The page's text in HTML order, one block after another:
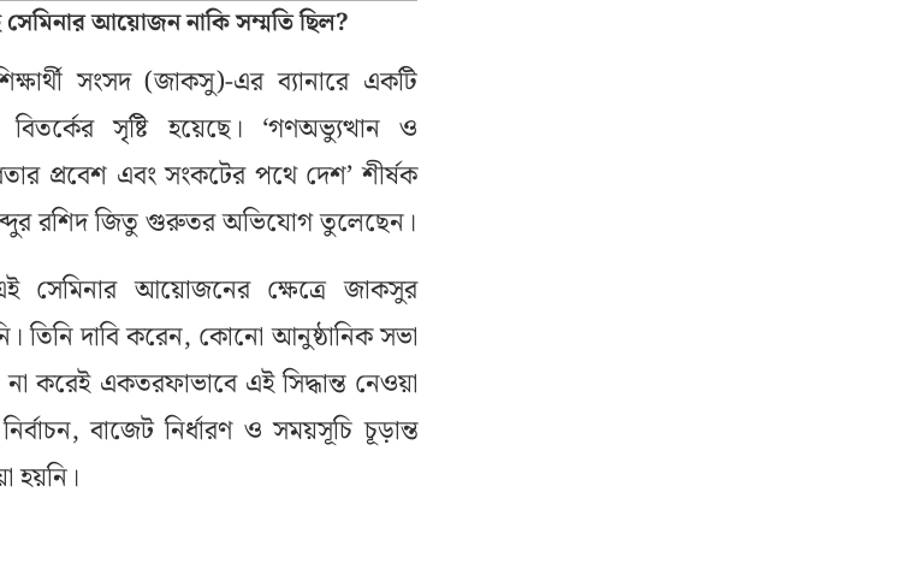
আয়োজন নাকি সম্মতি ছিল?
শিক্ষার্থী সংসদ (জাকসু)-এর ব্যানারে একটি
সৃষ্টি হয়েছে। ‘গণঅভ্যুত্থান ও
প্রবেশ এবং সংকটের পথে দেশ’ শীর্ষক
রশিদ জিতু গুরুতর অভিযোগ তুলেছেন।
সেমিনার আয়োজনের ক্ষেত্রে জাকসুর
তিনি দাবি করেন, কোনো আনুষ্ঠানিক সভা
করেই একতরফাভাবে এই সিদ্ধান্ত নেওয়া
বাজেট নির্ধারণ ও সময়সূচি চূড়ান্ত
হয়নি।